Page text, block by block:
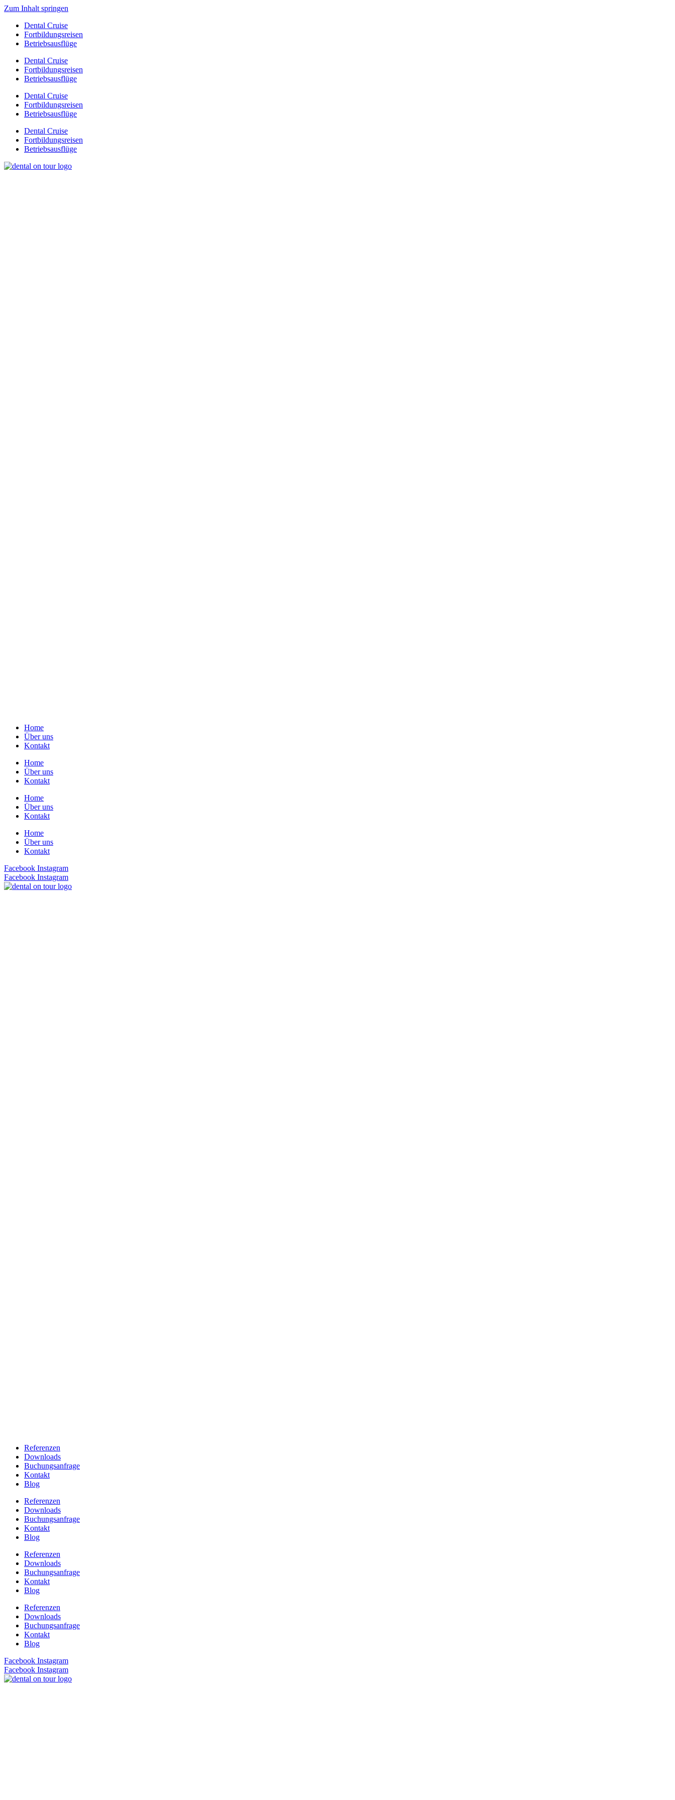
Zum Inhalt springen
Dental Cruise
Fortbildungsreisen
Betriebsausflüge
Dental Cruise
Fortbildungsreisen
Betriebsausflüge
Dental Cruise
Fortbildungsreisen
Betriebsausflüge
Dental Cruise
Fortbildungsreisen
Betriebsausflüge
Home
Über uns
Kontakt
Home
Über uns
Kontakt
Home
Über uns
Kontakt
Home
Über uns
Kontakt
Facebook Instagram
Facebook Instagram
Referenzen
Downloads
Buchungsanfrage
Kontakt
Blog
Referenzen
Downloads
Buchungsanfrage
Kontakt
Blog
Referenzen
Downloads
Buchungsanfrage
Kontakt
Blog
Referenzen
Downloads
Buchungsanfrage
Kontakt
Blog
Facebook Instagram
Facebook Instagram